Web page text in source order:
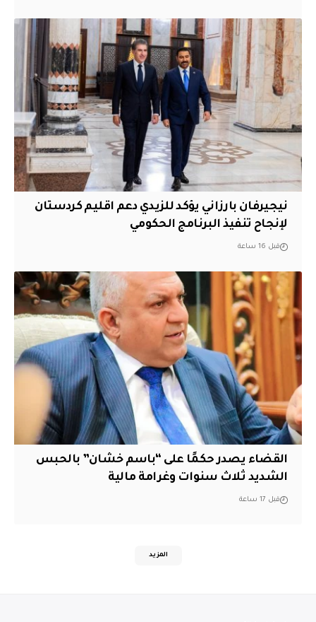
نيجيرفان بارزاني يؤكد للزيدي دعم اقليم ‏كردستان
لإنجاح تنفيذ البرنامج الحكومي
قبل 16 ساعة
القضاء يصدر حكمًا على “باسم خشان” بالحبس
الشديد ثلاث سنوات وغرامة مالية
قبل 17 ساعة
المزيد